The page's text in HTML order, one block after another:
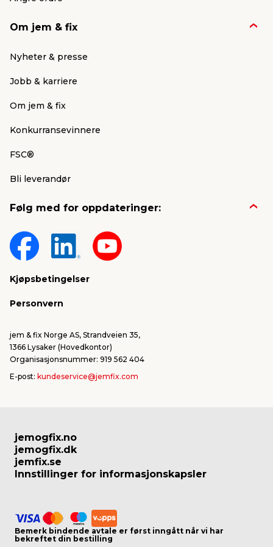
Om jem & fix
Nyheter & presse
Jobb & karriere
Om jem & fix
Konkurransevinnere
FSC®
Bli leverandør
Følg med for oppdateringer:
Kjøpsbetingelser
Personvern
jem & fix Norge AS, Strandveien 35,
1366 Lysaker (Hovedkontor)
Organisasjonsnummer: 919 562 404
E-post: kundeservice@jemfix.com
jemogfix.no
jemogfix.dk
jemfix.se
Innstillinger for informasjonskapsler
Bemerk bindende avtale er først inngått når vi har
bekreftet din bestilling